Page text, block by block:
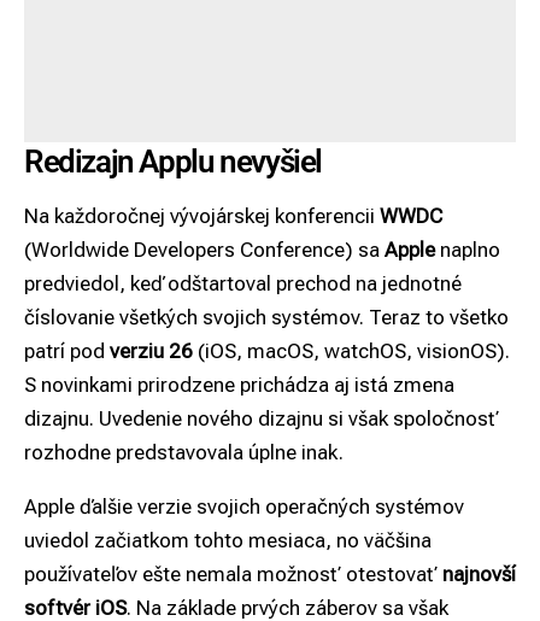
Redizajn Applu nevyšiel
Na každoročnej vývojárskej konferencii WWDC
(Worldwide Developers Conference) sa Applenaplno
predviedol, keď odštartoval prechod na jednotné
číslovanie všetkých svojich systémov. Teraz to všetko
patrí pod verziu 26 (iOS, macOS, watchOS, visionOS).
S novinkami prirodzene prichádza aj istá zmena
dizajnu. Uvedenie nového dizajnu si však spoločnosť
rozhodne predstavovala úplne inak.
Apple ďalšie verzie svojich operačných systémov
uviedol začiatkom tohto mesiaca, no väčšina
používateľov ešte nemala možnosť otestovať najnovší
softvér iOS. Na základe prvých záberov sa však